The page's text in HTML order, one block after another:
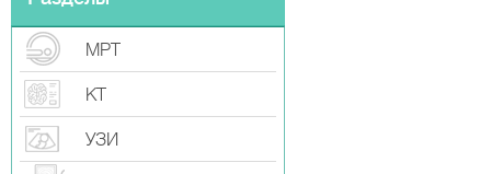
МРТ
КТ
УЗИ